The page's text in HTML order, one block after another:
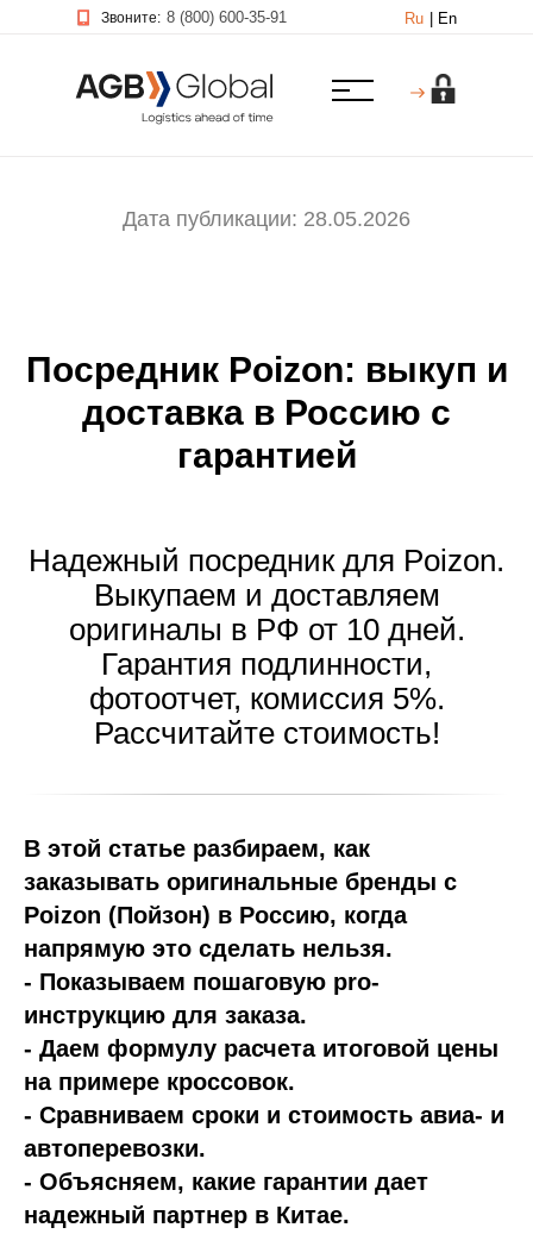
8 (800) 600-35-91
Звоните: Ru En
Дата публикации: 28.05.2026
Посредник Poizon: выкуп и
доставка в Россию с
гарантией
Надежный посредник для Poizon.
Выкупаем и доставляем
оригиналы в РФ от 10 дней.
Гарантия подлинности,
фотоотчет, комиссия 5%.
Рассчитайте стоимость!
В этой статье разбираем, как
заказывать оригинальные бренды с
Poizon (Пойзон) в Россию, когда
напрямую это сделать нельзя.
- Показываем пошаговую pro-
инструкцию для заказа.
- Даем формулу расчета итоговой цены
на примере кроссовок.
- Сравниваем сроки и стоимость авиа- и
автоперевозки.
- Объясняем, какие гарантии дает
надежный партнер в Китае.